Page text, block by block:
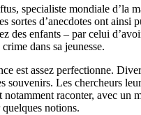
specialiste mondiale d’la
d’anecdotes ont
des enfants – par celui
dans sa jeunesse.
est assez perfectionne.
souvenirs. Les chercheurs
raconter, avec
notions.